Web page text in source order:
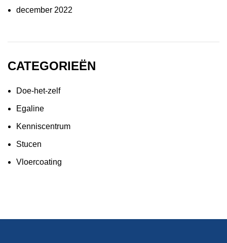
december 2022
CATEGORIEËN
Doe-het-zelf
Egaline
Kenniscentrum
Stucen
Vloercoating